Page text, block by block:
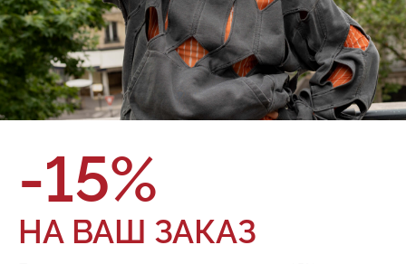
ветрозащитной планкой на кнопках Объемный капюшон
регулируется эластичным шнурком с фиксаторами Подол
регулируется эластичным шнурком с фиксаторами
Внутренний карман на груди Эластичные внутренние
манжеты
Бренд: Red September
утеплитель полиэстер 100%
Цвет:
Размер:
Таблица размеров
ТОВАРА НЕТ В НАЛИЧИИ
-15%
НА ВАШ ЗАКАЗ